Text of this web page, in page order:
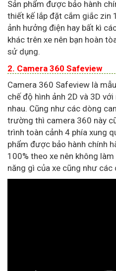
Sản phẩm được bảo hành
thiết kế lắp đặt cắm giắc zin
ảnh hưởng điện hay bất kì
khác trên xe nên bạn hoàn
sử dụng.
2. Camera 360 Safeview
Camera 360 Safeview là
chế độ hình ảnh 2D và 3D
nhau. Cũng như các dòng
trường thì camera 360 này
trình toàn cảnh 4 phía xung
phẩm được bảo hành chính
100% theo xe nên không
năng gì của xe cũng như các